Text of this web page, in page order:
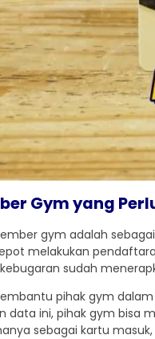
Gym yang
gym adalah
melakukan
sudah
pihak gym
data ini, pihak gym bisa
sebagai kartu